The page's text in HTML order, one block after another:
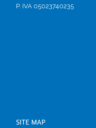
P. IVA 05023740235
SITE MAP